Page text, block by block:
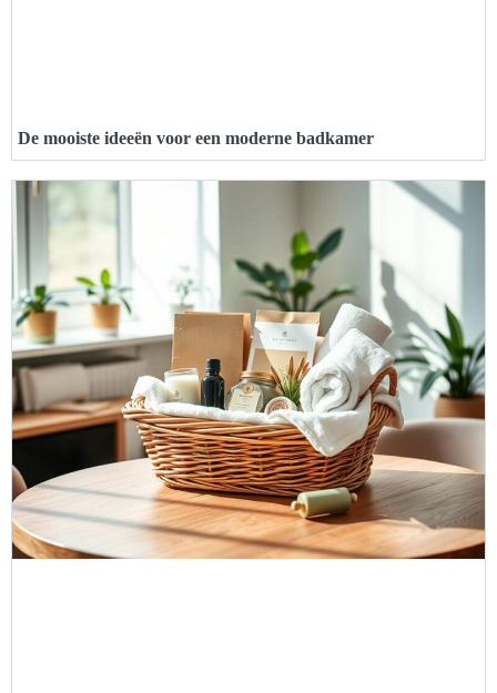
De mooiste ideeën voor een moderne badkamer